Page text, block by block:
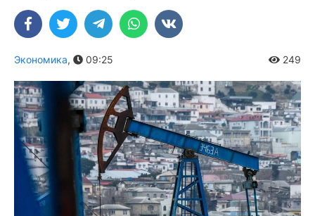
Экономика, 09:25 249